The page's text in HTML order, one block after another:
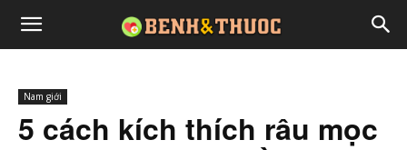
Nam giới
5 cách kích thích râu mọc